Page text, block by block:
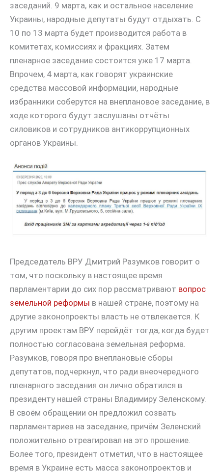
заседаний. 9 марта, как и остальное население
Украины, народные депутаты будут отдыхать. С
10 по 13 марта будет производится работа в
комитетах, комиссиях и фракциях. Затем
пленарное заседание состоится уже 17 марта.
Впрочем, 4 марта, как говорят украинские
средства массовой информации, народные
избранники соберутся на внеплановое заседание, в
ходе которого будут заслушаны отчёты
силовиков и сотрудников антикоррупционных
органов Украины.
Председатель ВРУ Дмитрий Разумков говорит о
том, что поскольку в настоящее время
парламентарии до сих пор рассматривают вопрос
земельной реформы в нашей стране, поэтому на
другие законопроекты власть не отвлекается. К
другим проектам ВРУ перейдёт тогда, когда будет
полностью согласована земельная реформа.
Разумков, говоря про внеплановые сборы
депутатов, подчеркнул, что ради внеочередного
пленарного заседания он лично обратился в
президенту нашей страны Владимиру Зеленскому.
В своём обращении он предложил созвать
парламентариев на заседание, причём Зеленский
положительно отреагировал на это прошение.
Более того, президент отметил, что в настоящее
время в Украине есть масса законопроектов и